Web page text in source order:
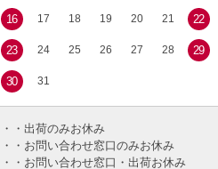
16 17 18 19 20 21 22
23 24 25 26 27 28 29
30 31
・・出荷のみお休み
・・お問い合わせ窓口のみお休み
・・お問い合わせ窓口・出荷お休み